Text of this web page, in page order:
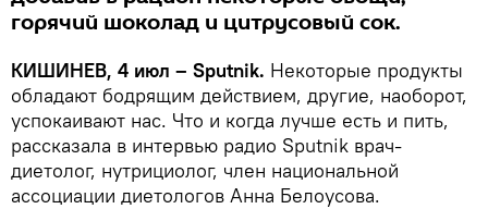
горячий шоколад и цитрусовый сок.
КИШИНЕВ, 4 июл – Sputnik. Некоторые продукты
обладают бодрящим действием, другие, наоборот,
успокаивают нас. Что и когда лучше есть и пить,
рассказала в интервью радио Sputnik врач-
диетолог, нутрициолог, член национальной
ассоциации диетологов Анна Белоусова.